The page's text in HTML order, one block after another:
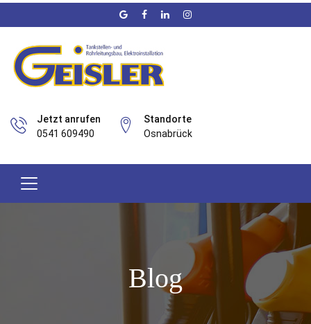
Jetzt anrufen
0541 609490
Standorte
Osnabrück
Blog